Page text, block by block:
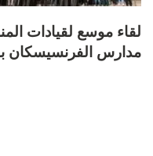
لقاء موسع لقيادات
مدارس الفرنسيسكان